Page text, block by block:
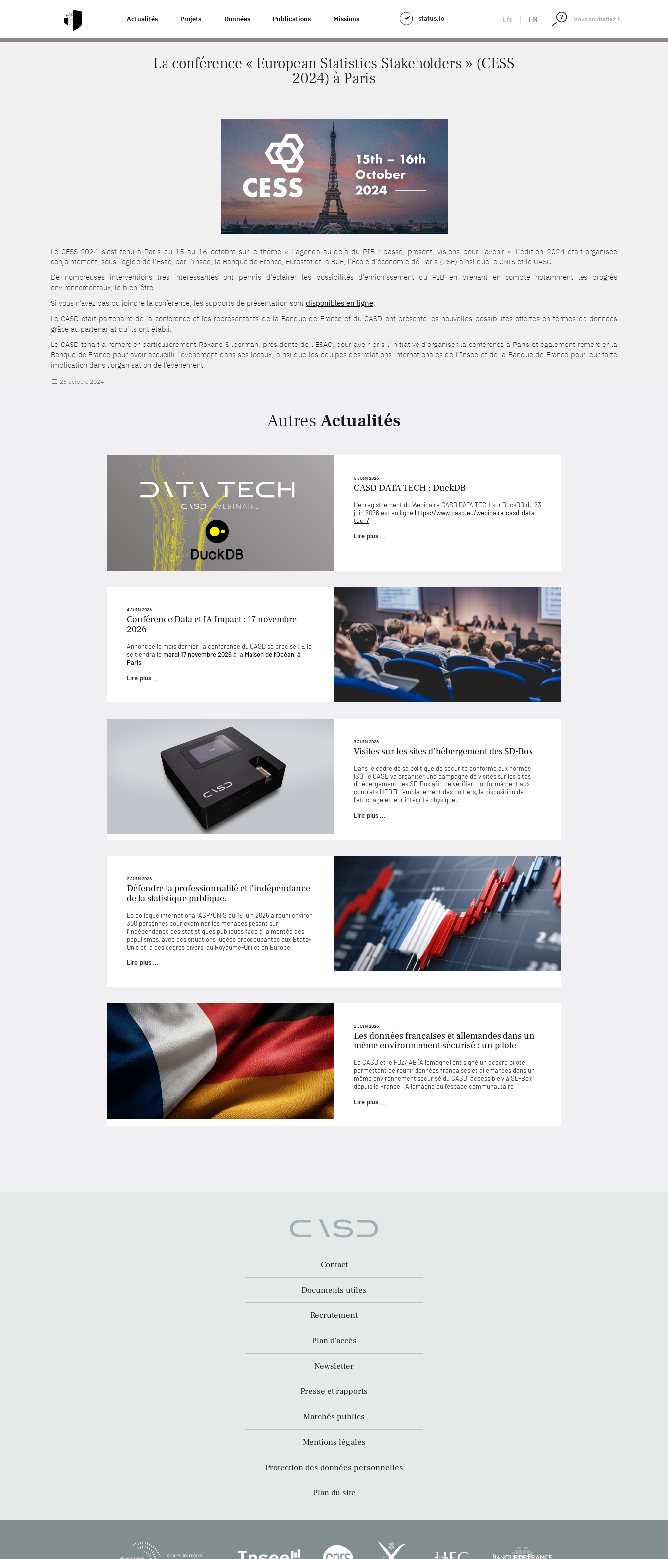
Actualités Projets Données Publications Missions status.io EN | FR
ACCUEIL ACTUALITÉS > LA CONFÉRENCE « EUROPEAN STATISTICS STAKEHOLDERS » (CESS 2024) À PARIS
La conférence « European Statistics Stakeholders » (CESS
2024) à Paris
Le CESS 2024 s’est tenu à Paris du 15 au 16 octobre sur le thème « L’agenda au-delà du PIB : passé, présent, visions pour l’avenir ». L’édition 2024 était organisée
conjointement, sous l’égide de l’Esac, par l’Insee, la Banque de France, Eurostat et la BCE, l’École d’économie de Paris (PSE) ainsi que le CNIS et le CASD.
De nombreuses interventions très intéressantes ont permis d’éclairer les possibilités d’enrichissement du PIB en prenant en compte notamment les progrès
environnementaux, le bien-être…
Si vous n’avez pas pu joindre la conférence, les supports de présentation sont disponibles en ligne.
Le CASD était partenaire de la conférence et les représentants de la Banque de France et du CASD ont présenté les nouvelles possibilités offertes en termes de données
grâce au partenariat qu’ils ont établi.
Le CASD tenait à remercier particulièrement Roxane Silberman, présidente de l’ESAC, pour avoir pris l’initiative d’organiser la conférence à Paris et également remercier la
Banque de France pour avoir accueilli l’événement dans ses locaux, ainsi que les équipes des relations internationales de l’Insee et de la Banque de France pour leur forte
implication dans l’organisation de l’évènement.
Publié
23 octobre 2024
Autres Actualités
5 JUIN 2026
CASD DATA TECH : DuckDB
L’enregistrement du Webinaire CASD DATA TECH sur DuckDB du 23
juin 2026 est en ligne https://www.casd.eu/webinaire-casd-data-
tech/
Lire plus ...
4 JUIN 2026
Conférence Data et IA Impact : 17 novembre
2026
Annoncée le mois dernier, la conférence du CASD se précise ! Elle
se tiendra le mardi 17 novembre 2026à la Maison de l’Océan, à
Paris.
Lire plus ...
3 JUIN 2026
Visites sur les sites d’hébergement des SD-Box
Dans le cadre de sa politique de sécurité conforme aux normes
ISO, le CASD va organiser une campagne de visites sur les sites
d’hébergement des SD-Box afin de vérifier, conformément aux
contrats HEBFI, l’emplacement des boîtiers, la disposition de
l’affichage et leur intégrité physique.
Lire plus ...
2 JUIN 2026
Défendre la professionnalité et l’indépendance
de la statistique publique.
Le colloque international ASP/CNIS du 19 juin 2026 a réuni environ
300 personnes pour examiner les menaces pesant sur
l’indépendance des statistiques publiques face à la montée des
populismes, avec des situations jugées préoccupantes aux États-
Unis et, à des degrés divers, au Royaume-Uni et en Europe.
Lire plus ...
1 JUIN 2026
Les données françaises et allemandes dans un
même environnement sécurisé : un pilote
Le CASD et le FDZ/IAB (Allemagne) ont signé un accord pilote
permettant de réunir données françaises et allemandes dans un
même environnement sécurisé du CASD, accessible via SD-Box
depuis la France, l’Allemagne ou l’espace communautaire.
Lire plus ...
Contact
Documents utiles
Recrutement
Plan d’accès
Newsletter
Presse et rapports
Marchés publics
Mentions légales
Protection des données personnelles
Plan du site